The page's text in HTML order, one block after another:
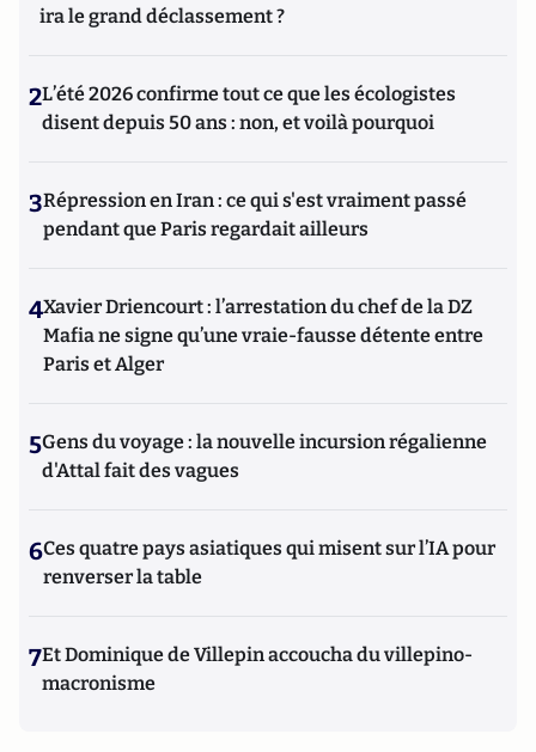
ira le grand déclassement ?
2L’été 2026 confirme tout ce que les écologistes
disent depuis 50 ans : non, et voilà pourquoi
3Répression en Iran : ce qui s'est vraiment passé
pendant que Paris regardait ailleurs
4Xavier Driencourt : l’arrestation du chef de la DZ
Mafia ne signe qu’une vraie-fausse détente entre
Paris et Alger
5Gens du voyage : la nouvelle incursion régalienne
d'Attal fait des vagues
6Ces quatre pays asiatiques qui misent sur l’IA pour
renverser la table
7Et Dominique de Villepin accoucha du villepino-
macronisme